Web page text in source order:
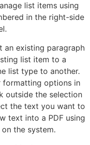
list items using
in the right-side
an existing paragraph
list item to a
list type to another.
formatting options in
outside the selection
the text you want to
text into a PDF using
the system.